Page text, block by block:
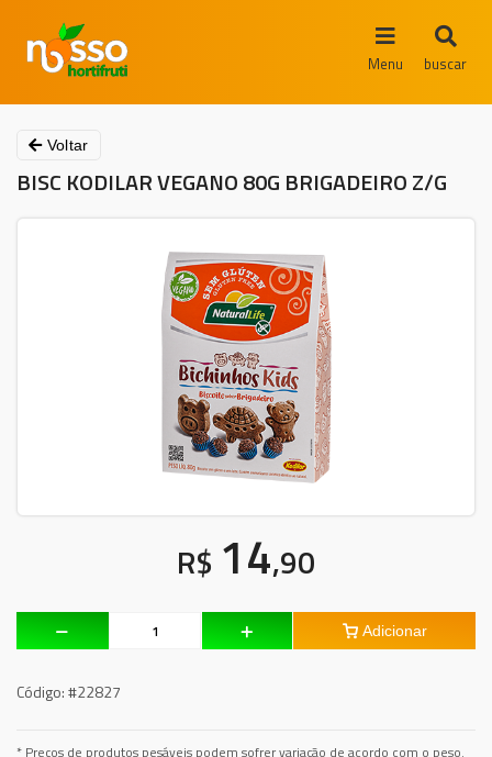
Menu buscar
Voltar
BISC KODILAR VEGANO 80G BRIGADEIRO Z/G
R$ 14,90
Adicionar
Código:#22827
* Preços de produtos pesáveis podem sofrer variação de acordo com o peso.